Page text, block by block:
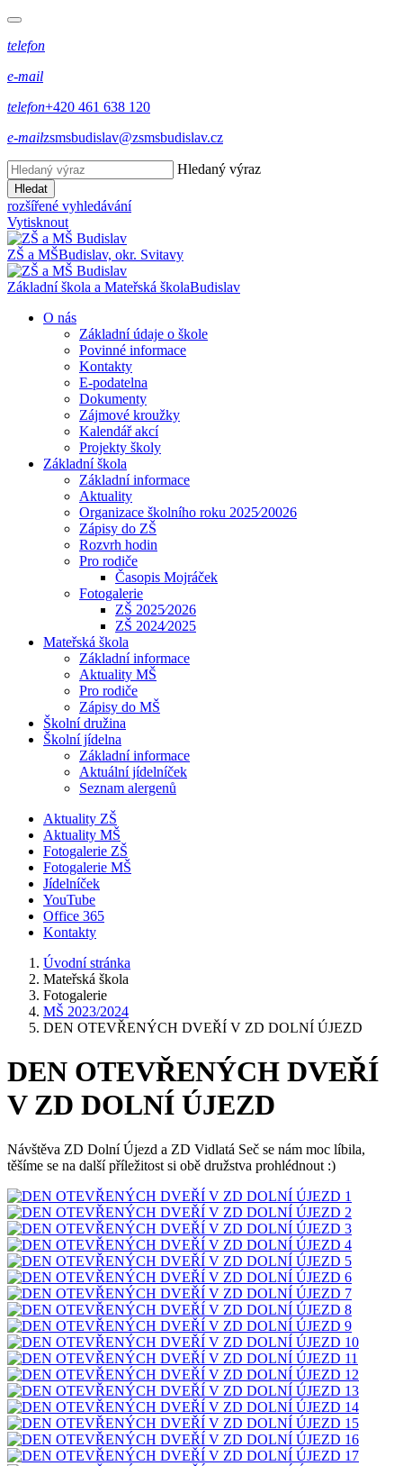
telefon
e-mail
telefon+420 461 638 120
e-mailzsmsbudislav@zsmsbudislav.cz
Hledaný výraz
Hledat
rozšířené vyhledávání
Vytisknout
ZŠ a MŠBudislav, okr. Svitavy
Základní škola a Mateřská školaBudislav
O nás
Základní údaje o škole
Povinné informace
Kontakty
E-podatelna
Dokumenty
Zájmové kroužky
Kalendář akcí
Projekty školy
Základní škola
Základní informace
Aktuality
Organizace školního roku 2025⁄20026
Zápisy do ZŠ
Rozvrh hodin
Pro rodiče
Časopis Mojráček
Fotogalerie
ZŠ 2025⁄2026
ZŠ 2024⁄2025
Mateřská škola
Základní informace
Aktuality MŠ
Pro rodiče
Zápisy do MŠ
Školní družina
Školní jídelna
Základní informace
Aktuální jídelníček
Seznam alergenů
Aktuality ZŠ
Aktuality MŠ
Fotogalerie ZŠ
Fotogalerie MŠ
Jídelníček
YouTube
Office 365
Kontakty
Úvodní stránka
Mateřská škola
Fotogalerie
MŠ 2023/2024
DEN OTEVŘENÝCH DVEŘÍ V ZD DOLNÍ ÚJEZD
DEN OTEVŘENÝCH DVEŘÍ
V ZD DOLNÍ ÚJEZD
Návštěva ZD Dolní Újezd a ZD Vidlatá Seč se nám moc líbila,
těšíme se na další příležitost si obě družstva prohlédnout :)